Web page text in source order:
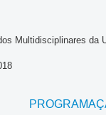
Multidisciplinares da